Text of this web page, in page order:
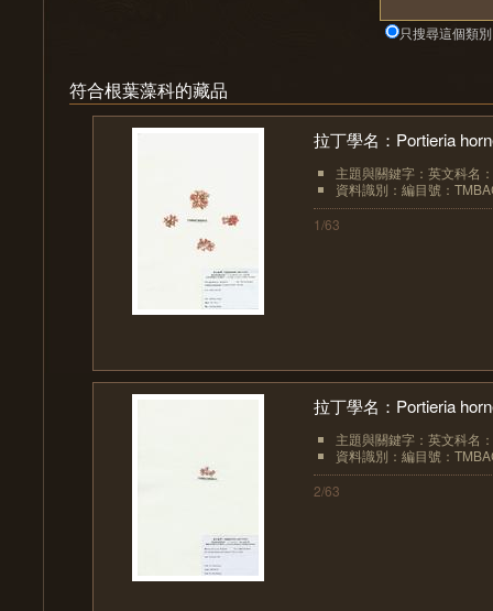
只搜尋這個類別
符合根葉藻科的藏品
拉丁學名：Portieria
主題與關鍵字：英文科名
資料識別：編目號：
1/63
拉丁學名：Portieria
主題與關鍵字：英文科名
資料識別：編目號：
2/63